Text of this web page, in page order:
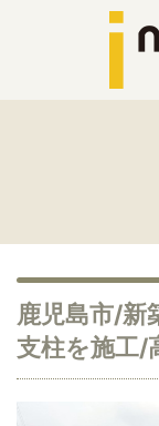
鹿児島市/新
支柱を施工/